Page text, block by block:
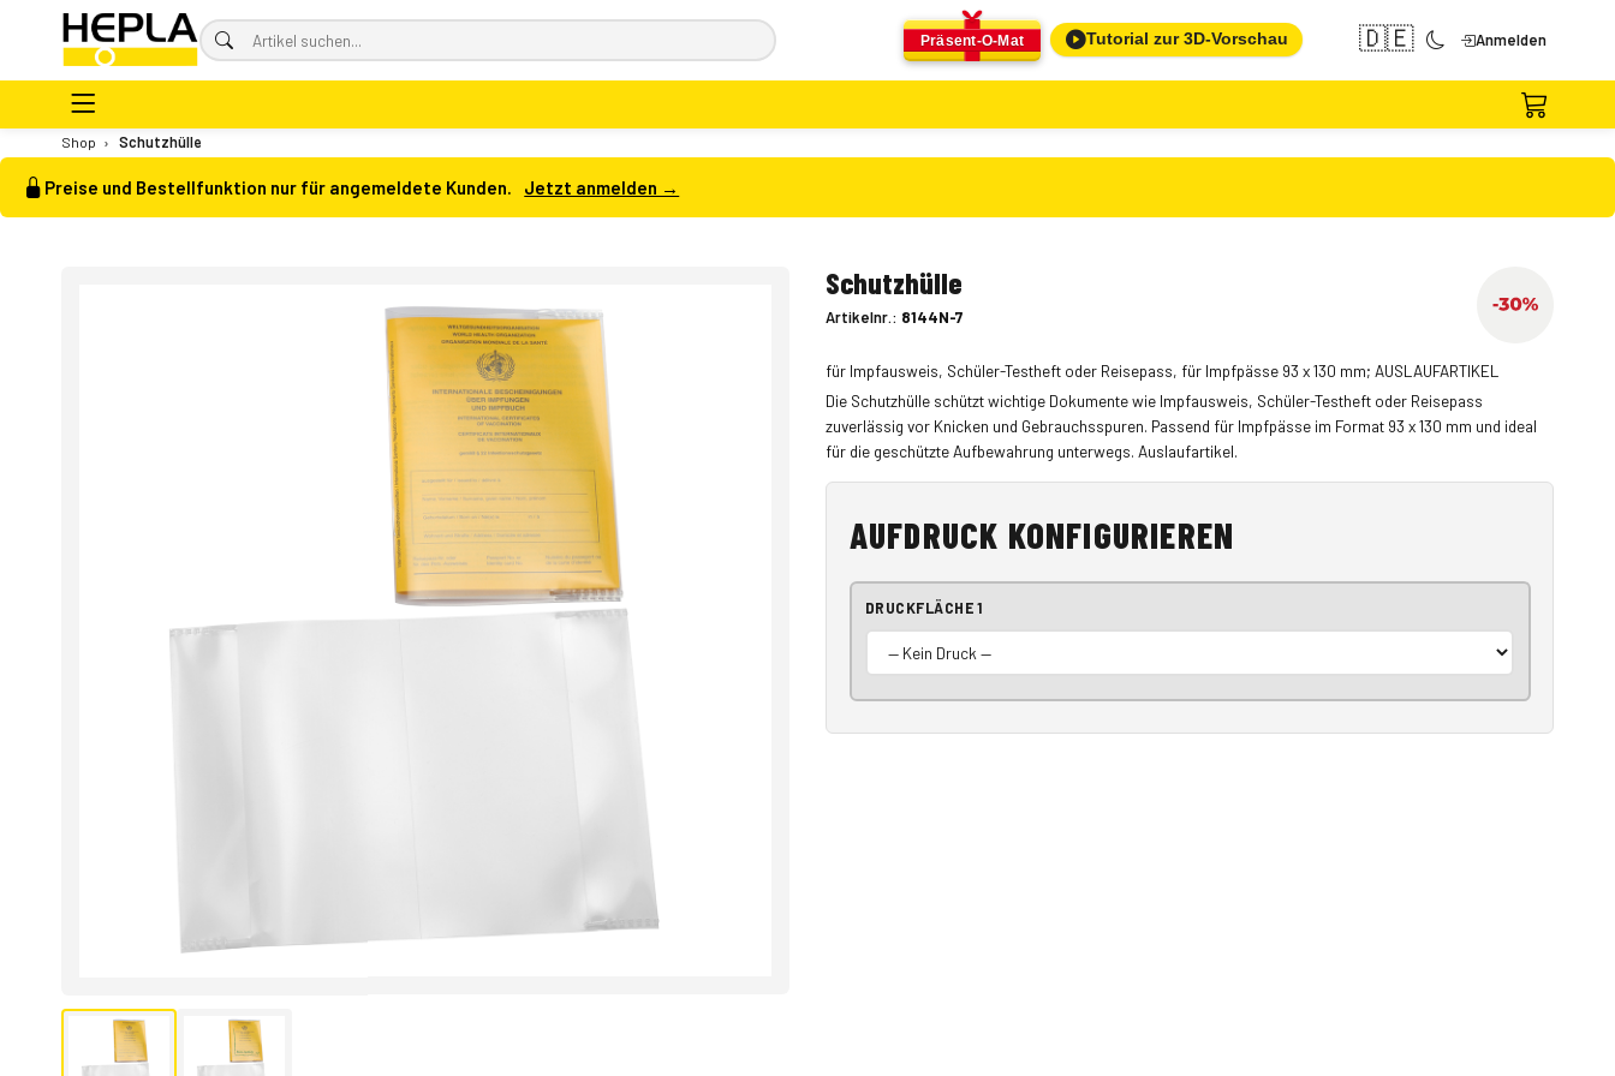
Präsent-O-Mat Tutorial zur 3D-Vorschau 🇩🇪 Anmelden
Shop › Schutzhülle
Preise und Bestellfunktion nur für angemeldete Kunden. Jetzt anmelden →
Schutzhülle
Artikelnr.: 8144N-7
für Impfausweis, Schüler-Testheft oder Reisepass, für Impfpässe 93 x 130 mm; AUSLAUFARTIKEL
Die Schutzhülle schützt wichtige Dokumente wie Impfausweis, Schüler-Testheft oder Reisepass
zuverlässig vor Knicken und Gebrauchsspuren. Passend für Impfpässe im Format 93 x 130 mm und ideal
für die geschützte Aufbewahrung unterwegs. Auslaufartikel.
AUFDRUCK KONFIGURIEREN
DRUCKFLÄCHE 1